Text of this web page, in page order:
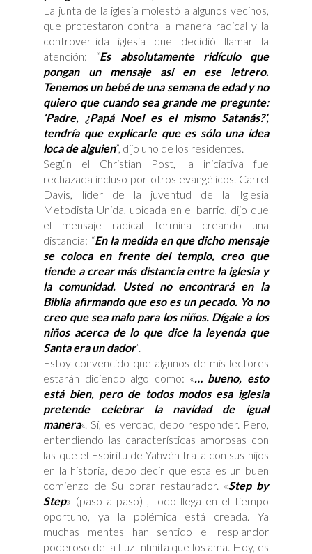
La junta de la iglesia molestó a algunos vecinos,
que protestaron contra la manera radical y la
controvertida iglesia que decidió llamar la
atención: “Es absolutamente ridículo que
pongan un mensaje así en ese letrero.
Tenemos un bebé de una semana de edad y no
quiero que cuando sea grande me pregunte:
‘Padre, ¿Papá Noel es el mismo Satanás?’,
tendría que explicarle que es sólo una idea
loca de alguien”, dijo uno de los residentes.
Según el Christian Post, la iniciativa fue
rechazada incluso por otros evangélicos. Carrel
Davis, líder de la juventud de la Iglesia
Metodista Unida, ubicada en el barrio, dijo que
el mensaje radical termina creando una
distancia: “En la medida en que dicho mensaje
se coloca en frente del templo, creo que
tiende a crear más distancia entre la iglesia y
la comunidad. Usted no encontrará en la
Biblia afirmando que eso es un pecado. Yo no
creo que sea malo para los niños. Dígale a los
niños acerca de lo que dice la leyenda que
Santa era un dador”.
Estoy convencido que algunos de mis lectores
estarán diciendo algo como: «… bueno, esto
está bien, pero de todos modos esa iglesia
pretende celebrar la navidad de igual
manera«. Sí, es verdad, debo responder. Pero,
entendiendo las características amorosas con
las que el Espíritu de Yahvéh trata con sus hijos
en la historia, debo decir que esta es un buen
comienzo de Su obrar restaurador. «Step by
Step» (paso a paso) , todo llega en el tiempo
oportuno, ya la polémica está creada. Ya
muchas mentes han sentido el resplandor
poderoso de la Luz Infinita que los ama. Hoy, es